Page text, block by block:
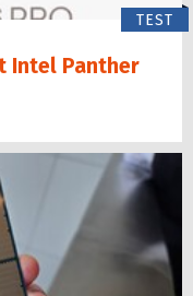
TEST
Intel Panther